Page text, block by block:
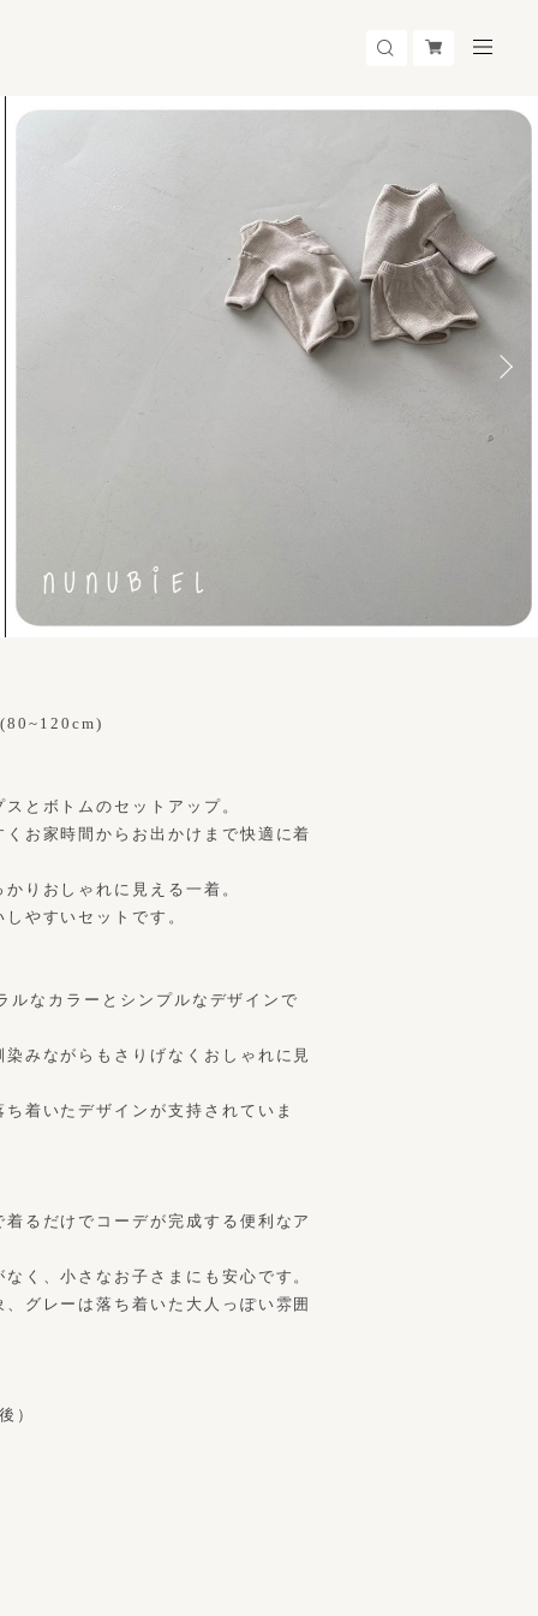
とボトムのセットアップ。
お家時間からお出かけまで快適に着
りおしゃれに見える一着。
やすいセットです。
ルなカラーとシンプルなデザインで
みながらもさりげなくおしゃれに見
着いたデザインが支持されていま
るだけでコーデが完成する便利なア
く、小さなお子さまにも安心です。
グレーは落ち着いた大人っぽい雰囲
）